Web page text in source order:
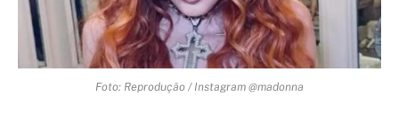
Foto: Reprodução / Instagram @madonna